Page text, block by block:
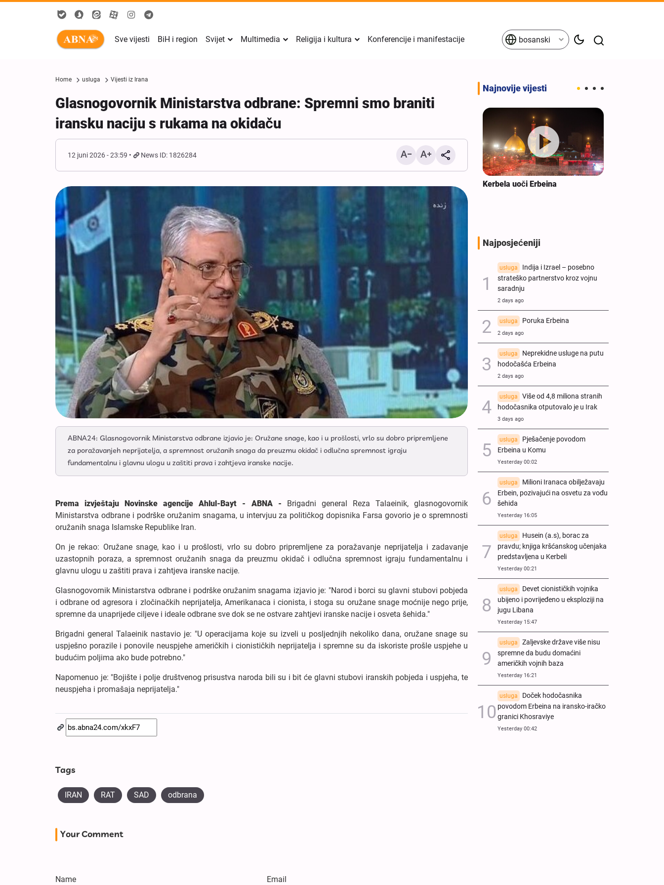
Sve vijesti BiH i region Svijet Multimedia Religija i kultura Konferencije i manifestacije bosanski
Home usluga Vijesti iz Irana
Glasnogovornik Ministarstva odbrane: Spremni smo braniti
iransku naciju s rukama na okidaču
12 juni 2026 - 23:59 News ID: 1826284
ABNA24: Glasnogovornik Ministarstva odbrane izjavio je: Oružane snage, kao i u prošlosti, vrlo su dobro pripremljene
za poražavanjeh neprijatelja, a spremnost oružanih snaga da preuzmu okidač i odlučna spremnost igraju
fundamentalnu i glavnu ulogu u zaštiti prava i zahtjeva iranske nacije.
Prema izvještaju Novinske agencije Ahlul-Bayt - ABNA - Brigadni general Reza Talaeinik, glasnogovornik
Ministarstva odbrane i podrške oružanim snagama, u intervjuu za političkog dopisnika Farsa govorio je o spremnosti
oružanih snaga Islamske Republike Iran.
On je rekao: Oružane snage, kao i u prošlosti, vrlo su dobro pripremljene za poražavanje neprijatelja i zadavanje
uzastopnih poraza, a spremnost oružanih snaga da preuzmu okidač i odlučna spremnost igraju fundamentalnu i
glavnu ulogu u zaštiti prava i zahtjeva iranske nacije.
Glasnogovornik Ministarstva odbrane i podrške oružanim snagama izjavio je: "Narod i borci su glavni stubovi pobjeda
i odbrane od agresora i zločinačkih neprijatelja, Amerikanaca i cionista, i stoga su oružane snage moćnije nego prije,
spremne da unaprijede ciljeve i ideale odbrane sve dok se ne ostvare zahtjevi iranske nacije i osveta šehida."
Brigadni general Talaeinik nastavio je: "U operacijama koje su izveli u posljednjih nekoliko dana, oružane snage su
uspješno porazile i ponovile neuspjehe američkih i cionističkih neprijatelja i spremne su da iskoriste prošle uspjehe u
budućim poljima ako bude potrebno."
Napomenuo je: "Bojište i polje društvenog prisustva naroda bili su i bit će glavni stubovi iranskih pobjeda i uspjeha, te
neuspjeha i promašaja neprijatelja."
Tags
IRAN RAT SAD odbrana
Your Comment
Name Email
Najnovije vijesti
CNN: Rat s Iranom uzrokovao je
značajno smanjenje američkih
zaliha raketa
Kerbela uoči Erbeina
Najposjećeniji
usluga
Indija i Izrael – posebno
strateško partnerstvo kroz vojnu
saradnju
2 days ago
usluga Poruka Erbeina
2 days ago
usluga
Neprekidne usluge na putu
hodočašća Erbeina
2 days ago
usluga
Više od 4,8 miliona stranih
hodočasnika otputovalo je u Irak
3 days ago
usluga
Pješačenje povodom
Erbeina u Komu
Yesterday 00:02
usluga
Milioni Iranaca obilježavaju
Erbein, pozivajući na osvetu za vođu
šehida
Yesterday 16:05
usluga
Husein (a.s), borac za
pravdu; knjiga kršćanskog učenjaka
predstavljena u Kerbeli
Yesterday 00:21
usluga
Devet cionističkih vojnika
ubijeno i povrijeđeno u eksploziji na
jugu Libana
Yesterday 15:47
usluga
Zaljevske države više nisu
spremne da budu domaćini
američkih vojnih baza
Yesterday 16:21
usluga
Doček hodočasnika
povodom Erbeina na iransko-iračko
granici Khosraviye
Yesterday 00:42